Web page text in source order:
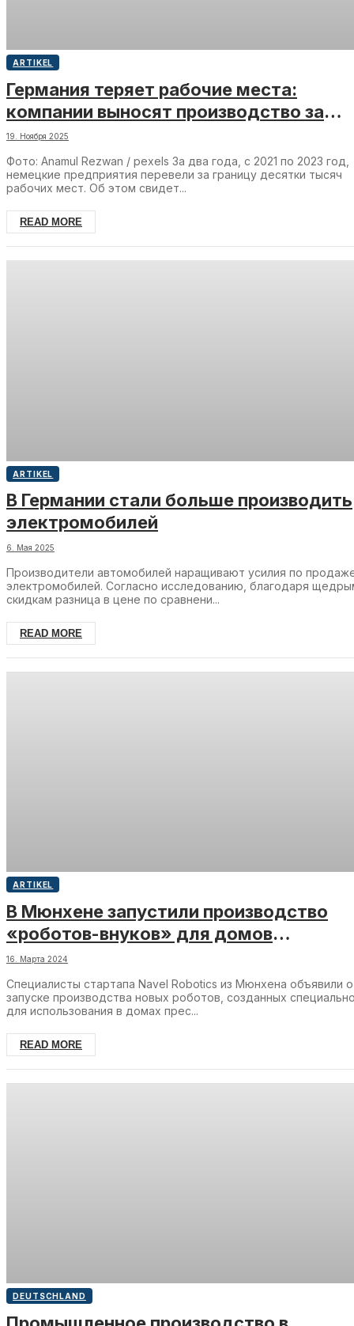
ARTIKEL
Германия теряет рабочие места:
компании выносят производство за
границу
19. Ноября 2025
Фото: Anamul Rezwan / pexels За два года, с 2021 по 2023 год,
немецкие предприятия перевели за границу десятки тысяч
рабочих мест. Об этом свидет...
READ MORE
ARTIKEL
В Германии стали больше производить
электромобилей
6. Мая 2025
Производители автомобилей наращивают усилия по
электромобилей. Согласно исследованию, благодаря
скидкам разница в цене по сравнени...
READ MORE
ARTIKEL
В Мюнхене запустили производство
«роботов-внуков» для домов
престарелых
16. Марта 2024
Специалисты стартапа Navel Robotics из Мюнхена объявили о
запуске производства новых роботов, созданных
для использования в домах прес...
READ MORE
DEUTSCHLAND